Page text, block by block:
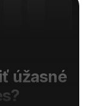
úžasné